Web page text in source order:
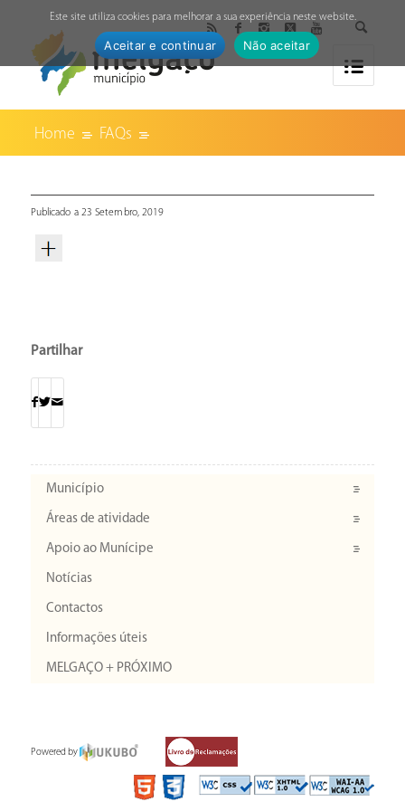
Home FAQs
Publicado a 23 Setembro, 2019
Partilhar
Município
Áreas de atividade
Apoio ao Munícipe
Notícias
Contactos
Informações úteis
MELGAÇO + PRÓXIMO
Powered by
Este site utiliza cookies para melhorar a sua experiência neste website.
Aceitar e continuar Não aceitar